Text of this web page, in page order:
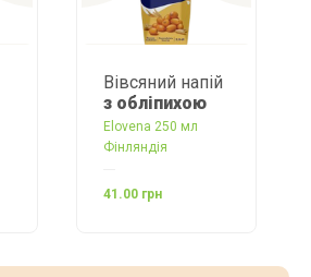
Вівсяний напій
з обліпихою
Elovena 250 мл
Фінляндія
41.00 грн